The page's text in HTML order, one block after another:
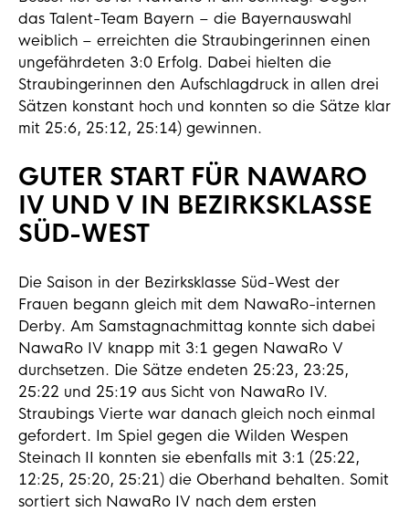
das Talent-Team Bayern – die Bayernauswahl
weiblich – erreichten die Straubingerinnen einen
ungefährdeten 3:0 Erfolg. Dabei hielten die
Straubingerinnen den Aufschlagdruck in allen drei
Sätzen konstant hoch und konnten so die Sätze klar
mit 25:6, 25:12, 25:14) gewinnen.
GUTER START FÜR NAWARO
IV UND V IN BEZIRKSKLASSE
SÜD-WEST
Die Saison in der Bezirksklasse Süd-West der
Frauen begann gleich mit dem NawaRo-internen
Derby. Am Samstagnachmittag konnte sich dabei
NawaRo IV knapp mit 3:1 gegen NawaRo V
durchsetzen. Die Sätze endeten 25:23, 23:25,
25:22 und 25:19 aus Sicht von NawaRo IV.
Straubings Vierte war danach gleich noch einmal
gefordert. Im Spiel gegen die Wilden Wespen
Steinach II konnten sie ebenfalls mit 3:1 (25:22,
12:25, 25:20, 25:21) die Oberhand behalten. Somit
sortiert sich NawaRo IV nach dem ersten